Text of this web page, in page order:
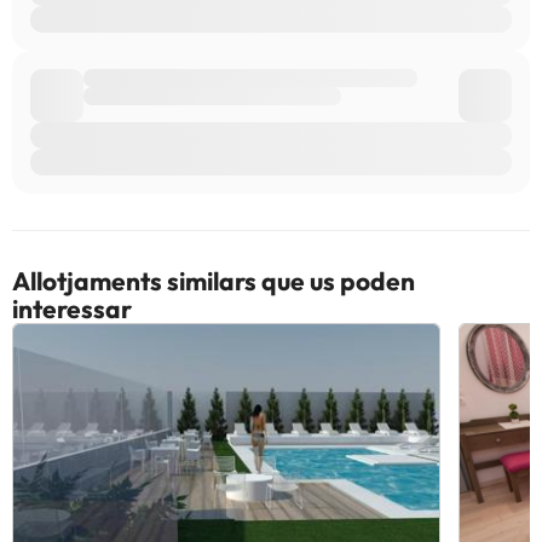
Allotjaments similars que us poden
interessar